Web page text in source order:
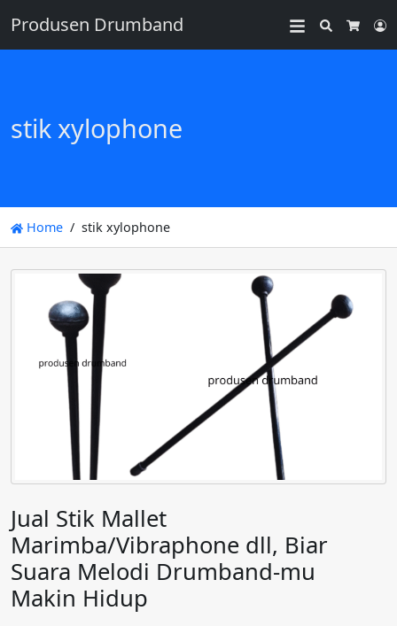
Produsen Drumband
Search
stik xylophone
Home stik xylophone
Jual Stik Mallet
Marimba/Vibraphone dll, Biar
Suara Melodi Drumband-mu
Makin Hidup